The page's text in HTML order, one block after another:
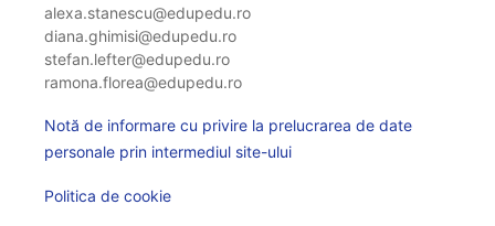
alexa.stanescu@edupedu.ro
diana.ghimisi@edupedu.ro
stefan.lefter@edupedu.ro
ramona.florea@edupedu.ro
Notă de informare cu privire la prelucrarea de date
personale prin intermediul site-ului
Politica de cookie